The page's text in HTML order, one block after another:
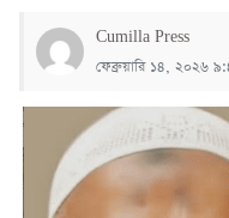
Cumilla Press
ফেব্রুয়ারি ১৪, ২০২৬